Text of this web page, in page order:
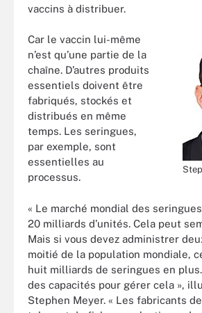
vaccins à distribuer.
Car le vaccin lui-même
n’est qu’une partie de la
chaîne. D’autres produits
essentiels doivent être
fabriqués, stockés et
distribués en même
temps. Les seringues,
par exemple, sont
essentielles au
processus.
« Le marché mondial des
20 milliards d’unités. Cela peut
Mais si vous devez administrer
moitié de la population mondiale,
huit milliards de seringues en
des capacités pour gérer cela »,
Stephen Meyer. « Les fabricants